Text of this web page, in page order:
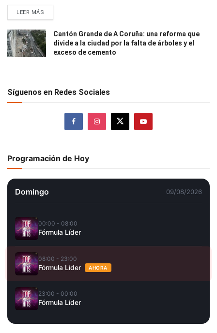
LEER MÁS
Cantón Grande de A Coruña: una reforma que
divide a la ciudad por la falta de árboles y el
exceso de cemento
Síguenos en Redes Sociales
Programación de Hoy
Domingo 09/08/2026
00:00 - 08:00
Fórmula Líder
08:00 - 23:00
Fórmula Líder AHORA
23:00 - 00:00
Fórmula Líder